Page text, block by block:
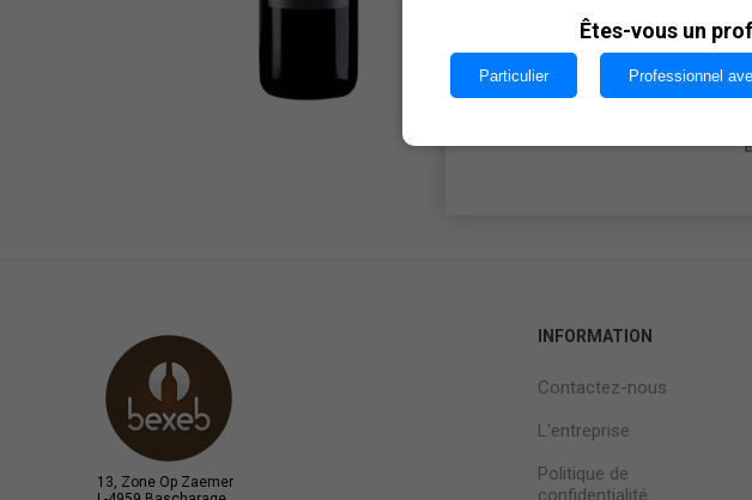
13, Zone Op Zaemer
INFORMATION
Contactez-nous
L'entreprise
Politique de
confidentialité
Êtes-vous un
Particulier Professionnel